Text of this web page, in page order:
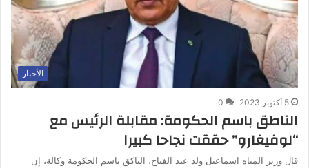
الأخبار
5 أكتوبر 2023 0
الناطق باسم الحكومة: مقابلة الرئيس مع
“لوفيغارو” حققت نجاحا كبيرا
قال وزير المياه اسماعيل ولد عبد الفتاح، الناكق باسم الحكومة وكالة، إن